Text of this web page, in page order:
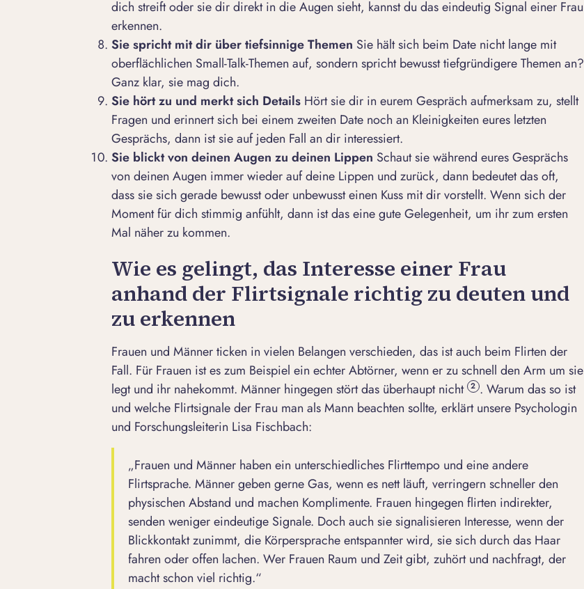
dich streift oder sie dir direkt in die Augen sieht, kannst du das eindeutig Signal einer Frau
erkennen.
Sie spricht mit dir über tiefsinnige Themen Sie hält sich beim Date nicht lange mit
oberflächlichen Small-Talk-Themen auf, sondern spricht bewusst tiefgründigere Themen an?
Ganz klar, sie mag dich.
Sie hört zu und merkt sich Details Hört sie dir in eurem Gespräch aufmerksam zu, stellt
Fragen und erinnert sich bei einem zweiten Date noch an Kleinigkeiten eures letzten
Gesprächs, dann ist sie auf jeden Fall an dir interessiert.
Sie blickt von deinen Augen zu deinen Lippen Schaut sie während eures Gesprächs
von deinen Augen immer wieder auf deine Lippen und zurück, dann bedeutet das oft,
dass sie sich gerade bewusst oder unbewusst einen Kuss mit dir vorstellt. Wenn sich der
Moment für dich stimmig anfühlt, dann ist das eine gute Gelegenheit, um ihr zum ersten
Mal näher zu kommen.
Wie es gelingt, das Interesse einer Frau
anhand der Flirtsignale richtig zu deuten und
zu erkennen
Frauen und Männer ticken in vielen Belangen verschieden, das ist auch beim Flirten der
Fall. Für Frauen ist es zum Beispiel ein echter Abtörner, wenn er zu schnell den Arm um sie
legt und ihr nahekommt. Männer hingegen stört das überhaupt nicht
2 . Warum das so ist
und welche Flirtsignale der Frau man als Mann beachten sollte, erklärt unsere Psychologin
und Forschungsleiterin Lisa Fischbach:
„Frauen und Männer haben ein unterschiedliches Flirttempo und eine andere
Flirtsprache. Männer geben gerne Gas, wenn es nett läuft, verringern schneller den
physischen Abstand und machen Komplimente. Frauen hingegen flirten indirekter,
senden weniger eindeutige Signale. Doch auch sie signalisieren Interesse, wenn der
Blickkontakt zunimmt, die Körpersprache entspannter wird, sie sich durch das Haar
fahren oder offen lachen. Wer Frauen Raum und Zeit gibt, zuhört und nachfragt, der
macht schon viel richtig.“